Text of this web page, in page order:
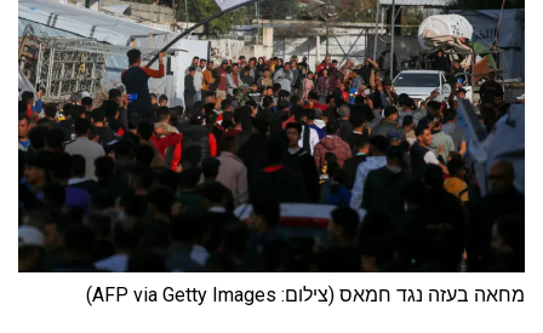
מחאה בעזה נגד חמאס (צילום: AFP via Getty Images)